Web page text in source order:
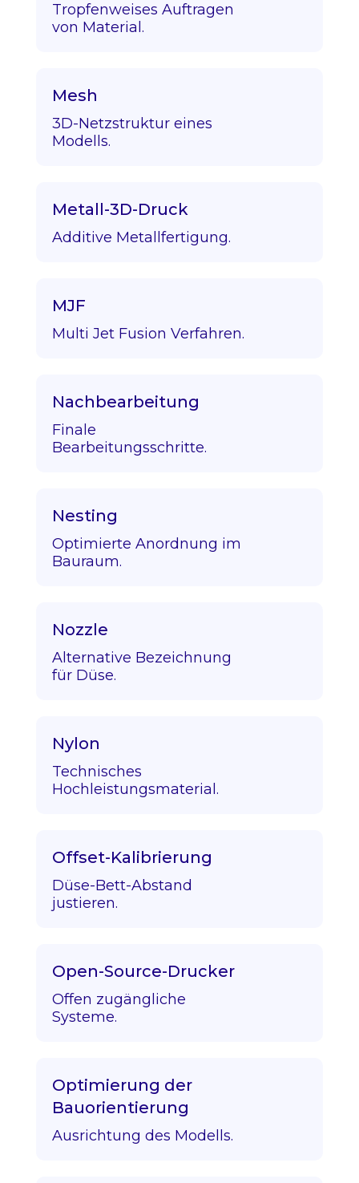
Tropfenweises Auftragen
von Material.
Mesh
3D-Netzstruktur eines
Modells.
Metall-3D-Druck
Additive Metallfertigung.
MJF
Multi Jet Fusion Verfahren.
Nachbearbeitung
Finale
Bearbeitungsschritte.
Nesting
Optimierte Anordnung im
Bauraum.
Nozzle
Alternative Bezeichnung
für Düse.
Nylon
Technisches
Hochleistungsmaterial.
Offset-Kalibrierung
Düse-Bett-Abstand
justieren.
Open-Source-Drucker
Offen zugängliche
Systeme.
Optimierung der
Bauorientierung
Ausrichtung des Modells.